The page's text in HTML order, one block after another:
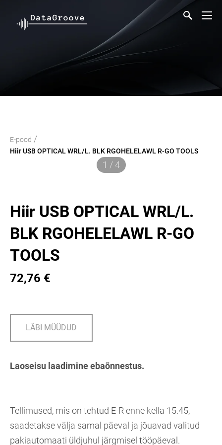
E-pood /
Hiir USB OPTICAL WRL/L. BLK RGOHELELAWL R-GO TOOLS
1 / 4
Hiir USB OPTICAL WRL/L.
BLK RGOHELELAWL R-GO
TOOLS
72,76 €
LÄBI MÜÜDUD
Laoseisu laadimine ebaõnnestus.
Tellimused, mis on tehtud E-R enne kella 15.45,
saadetakse välja samal päeval ja jõuavad valitud
pakiautomaati üldjuhul järgmisel tööpäeval.